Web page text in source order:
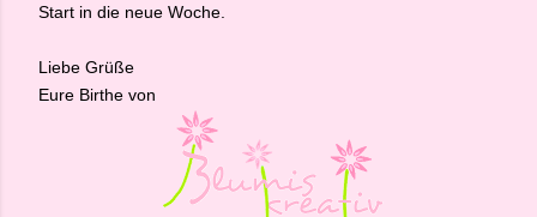
Start in die neue Woche.
Liebe Grüße
Eure Birthe von